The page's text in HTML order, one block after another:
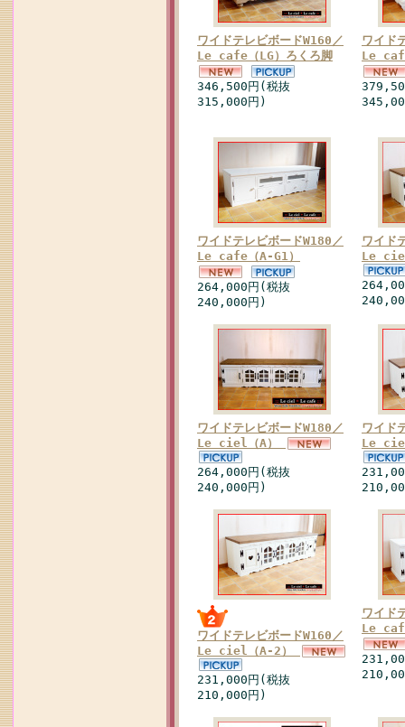
ワイドテレビボードW160／
Le cafe（LG）ろくろ脚
346,500円(税抜
315,000円)
ワイド
Le
ワイドテレビボードW180／
Le cafe（A-G1）
264,000円(税抜
240,000円)
ワイド
Le
ワイドテレビボードW180／
Le ciel（A）
264,000円(税抜
240,000円)
ワイド
Le
ワイドテレビボードW160／
Le ciel（A-2）
231,000円(税抜
210,000円)
ワイド
Le